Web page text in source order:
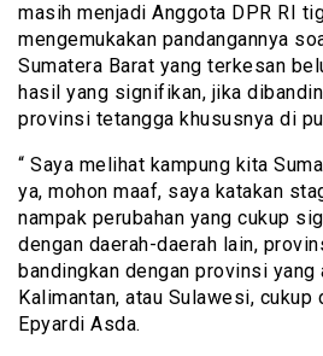
masih menjadi Anggota DPR RI
mengemukakan pandangannya
Sumatera Barat yang terkesan
hasil yang signifikan, jika
provinsi tetangga khususnya di
“ Saya melihat kampung kita
ya, mohon maaf, saya katakan
nampak perubahan yang cukup
dengan daerah-daerah lain,
bandingkan dengan provinsi yang
Kalimantan, atau Sulawesi, cukup
Epyardi Asda.